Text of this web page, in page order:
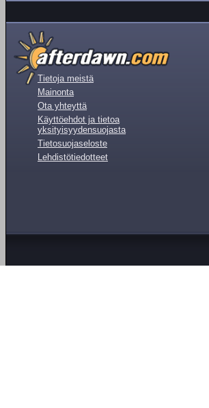
Tietoja meistä
Mainonta
Ota yhteyttä
Käyttöehdot ja tietoa
yksityisyydensuojasta
Tietosuojaseloste
Lehdistötiedotteet